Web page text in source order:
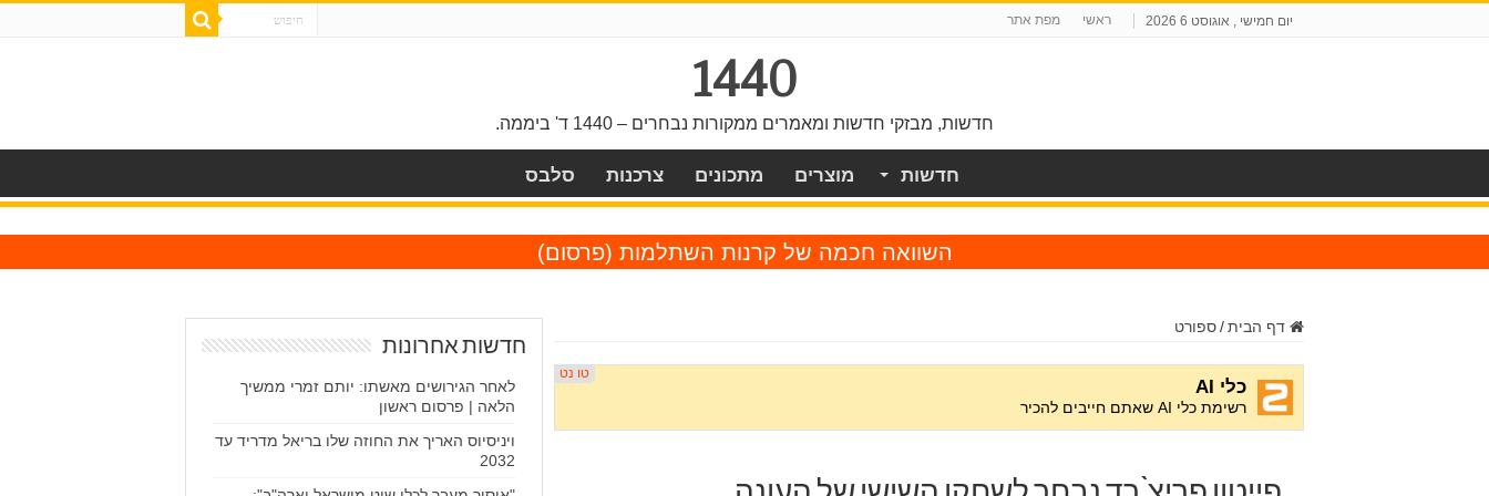
יום חמישי , אוגוסט 6 2026 ראשי מפת אתר
1440
חדשות, מבזקי חדשות ומאמרים ממקורות נבחרים – 1440 ד' ביממה.
חדשות מוצרים מתכונים צרכנות סלבס
השוואה חכמה של קרנות השתלמות (פרסום)
דף הבית/ספורט
חדשות אחרונות
לאחר הגירושים מאשתו: יותם זמרי ממשיך
הלאה | פרסום ראשון
ויניסיוס האריך את החוזה שלו בריאל מדריד עד
2032